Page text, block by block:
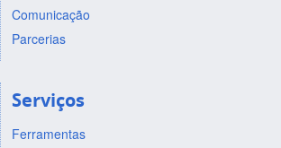
Comunicação
Parcerias
Serviços
Ferramentas